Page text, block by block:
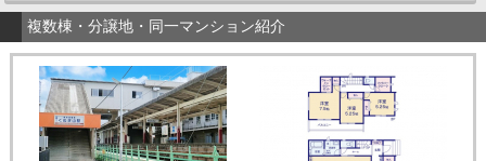
複数棟・分譲地・同一マンション紹介